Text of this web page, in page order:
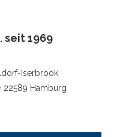
seit 1969
Iserbrook
22589 Hamburg